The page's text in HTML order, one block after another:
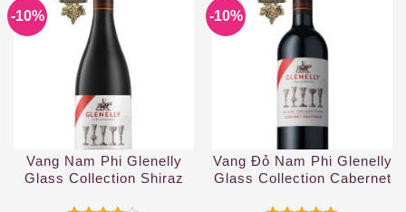
-10%
Vang Nam Phi Glenelly
Glass Collection Shiraz
-10%
Vang Đỏ Nam Phi Glenelly
Glass Collection Cabernet